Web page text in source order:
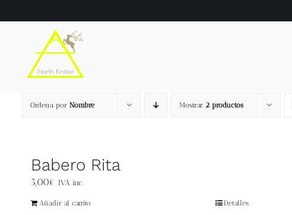
al
Ordena por Nombre Mostrar 2 productos
Babero Rita
5,00€ IVA inc.
Añadir al carrito Detalles